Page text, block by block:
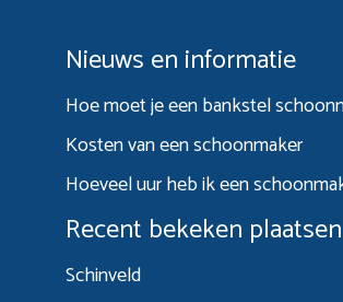
Nieuws en informatie
Hoe moet je een bankstel
Kosten van een schoonmaker
Hoeveel uur heb ik een
Recent bekeken plaatsen
Schinveld